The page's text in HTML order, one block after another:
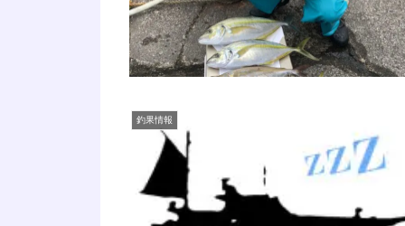
釣果情報